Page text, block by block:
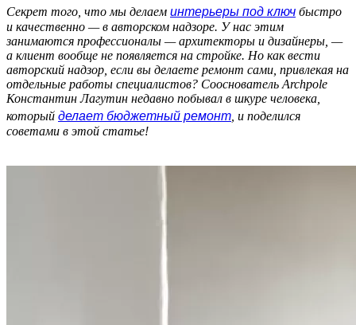
Секрет того, что мы делаем интерьеры под ключ быстро
и качественно — в авторском надзоре. У нас этим
занимаются профессионалы — архитекторы и дизайнеры, —
а клиент вообще не появляется на стройке. Но как вести
авторский надзор, если вы делаете ремонт сами, привлекая на
отдельные работы специалистов? Сооснователь Archpole
Константин Лагутин недавно побывал в шкуре человека,
который делает бюджетный ремонт , и поделился
советами в этой статье!